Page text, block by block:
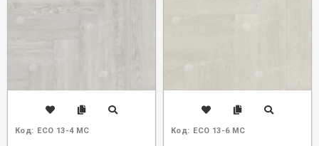
Код: ECO 13-4 MC Код: ECO 13-6 MC